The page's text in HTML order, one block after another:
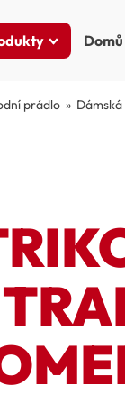
Domů
prádlo »